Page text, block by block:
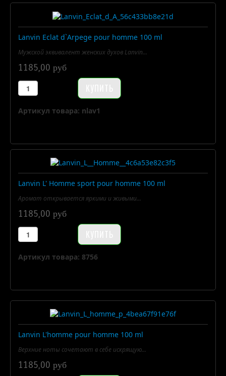
Lanvin Eclat d`Arpege pour homme 100 ml
Мужской эквивалент женских духов Lanvin...
1185,00 руб
Артикул товара: nlav1
Lanvin L' Homme sport pour homme 100 ml
Аромат открывается яркими и живыми...
1185,00 руб
Артикул товара: 8756
Lanvin L'homme pour homme 100 ml
Верхние ноты сочетают в себе искрящую...
1185,00 руб